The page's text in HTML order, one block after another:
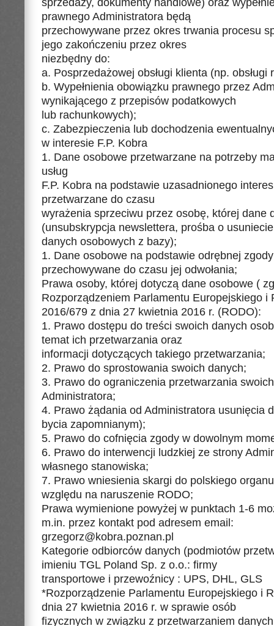
prawnego Administratora będą
przechowywane przez okres trwania procesu
jego zakończeniu przez okres
niezbędny do:
a. Posprzedażowej obsługi klienta (np. obsługi
b. Wypełnienia obowiązku prawnego przez
wynikającego z przepisów podatkowych
lub rachunkowych);
c. Zabezpieczenia lub dochodzenia
w interesie F.P. Kobra
1. Dane osobowe przetwarzane na potrzeby
usług
F.P. Kobra na podstawie uzasadnionego
przetwarzane do czasu
wyrażenia sprzeciwu przez osobę, której dane
(unsubskrypcja newslettera, prośba o usuniecie
danych osobowych z bazy);
1. Dane osobowe na podstawie odrębnej
przechowywane do czasu jej odwołania;
Prawa osoby, której dotyczą dane osobowe (
Rozporządzeniem Parlamentu Europejskiego i
2016/679 z dnia 27 kwietnia 2016 r. (RODO):
1. Prawo dostępu do treści swoich danych
temat ich przetwarzania oraz
informacji dotyczących takiego przetwarzania;
2. Prawo do sprostowania swoich danych;
3. Prawo do ograniczenia przetwarzania
Administratora;
4. Prawo żądania od Administratora usunięcia
bycia zapomnianym);
5. Prawo do cofnięcia zgody w dowolnym
6. Prawo do interwencji ludzkiej ze strony
własnego stanowiska;
7. Prawo wniesienia skargi do polskiego
względu na naruszenie RODO;
Prawa wymienione powyżej w punktach 1-6
m.in. przez kontakt pod adresem email:
grzegorz@kobra.poznan.pl
Kategorie odbiorców danych (podmiotów
imieniu TGL Poland Sp. z o.o.: firmy
transportowe i przewoźnicy : UPS, DHL, GLS
*Rozporządzenie Parlamentu Europejskiego i
dnia 27 kwietnia 2016 r. w sprawie osób
fizycznych w związku z przetwarzaniem